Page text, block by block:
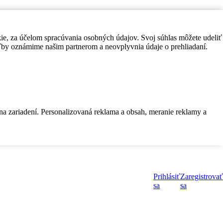
za účelom spracúvania osobných údajov. Svoj súhlas môžete udeliť
oznámime našim partnerom a neovplyvnia údaje o prehliadaní.
Personalizovaná reklama a obsah, meranie reklamy a
Prihlásiť
sa
Zaregistrovať
sa